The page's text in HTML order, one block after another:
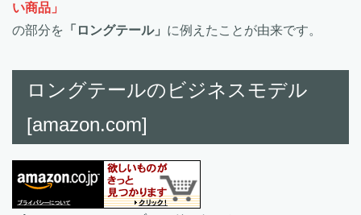
い商品」
の部分を 「ロングテール」 に例えたことが由来です。
ロングテールのビジネスモデル
[amazon.com]